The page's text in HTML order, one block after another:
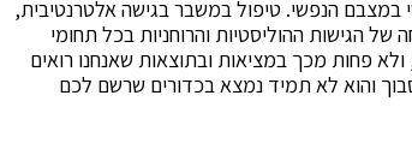
במצבם הנפשי. טיפול במשבר בגישה אלטרנטיבית,
הגישות ההוליסטיות והרוחניות בכל תחומי
פחות מכך במציאות ובתוצאות שאנחנו רואים
והוא לא תמיד נמצא בכדורים שרשם לכם